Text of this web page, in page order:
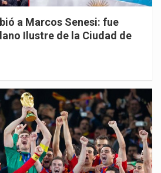
a Marcos Senesi: fue
Ilustre de la Ciudad de